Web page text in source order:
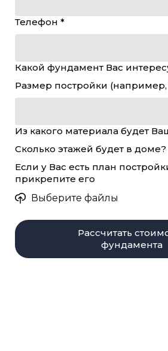
Телефон *
Какой фундамент Вас
Размер постройки (например,
Из какого материала будет
Сколько этажей будет в доме?
Если у Вас есть план
прикрепите его
Выберите файлы
Рассчитать
фундамента